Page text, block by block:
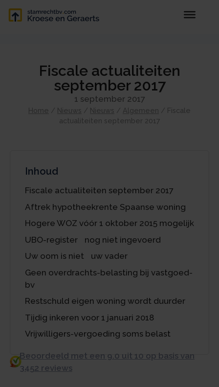
Fiscale actualiteiten
september 2017
1 september 2017
Home / Nieuws / Nieuws / Algemeen / Fiscale
actualiteiten september 2017
Inhoud
Fiscale actualiteiten september 2017
Aftrek hypotheekrente Spaanse woning
Hogere WOZ vóór 1 oktober 2015 mogelijk
UBO-register nog niet ingevoerd
Uw oom is niet uw vader
Geen overdrachts-belasting bij vastgoed-
bv
Restschuld eigen woning wordt duurder
Tijdig inkeren voor 1 januari 2018
Vrijwilligers-vergoeding soms belast
Beoordeeld met een 9.0 uit 10 op basis van
3452 reviews